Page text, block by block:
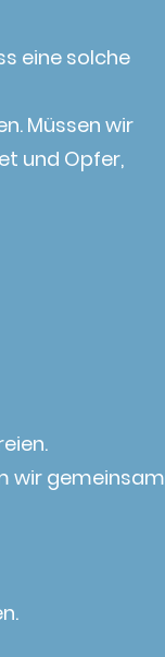
eine solche
Müssen wir
und Opfer,
wir gemeinsam